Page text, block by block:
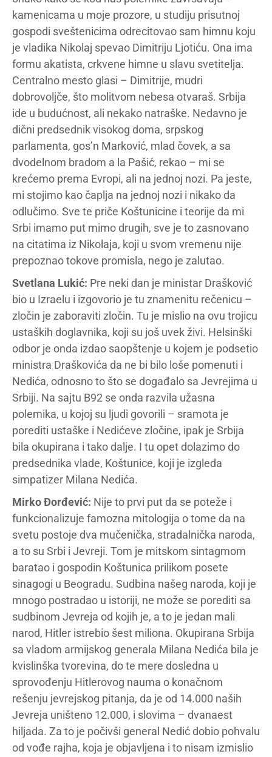
kamenicama u moje prozore, u studiju prisutnoj
gospodi sveštenicima odrecitovao sam himnu koju
je vladika Nikolaj spevao Dimitriju Ljotiću. Ona ima
formu akatista, crkvene himne u slavu svetitelja.
Centralno mesto glasi – Dimitrije, mudri
dobrovoljče, što molitvom nebesa otvaraš. Srbija
ide u budućnost, ali nekako natraške. Nedavno je
dični predsednik visokog doma, srpskog
parlamenta, gos’n Marković, mlad čovek, a sa
dvodelnom bradom a la Pašić, rekao – mi se
krećemo prema Evropi, ali na jednoj nozi. Pa jeste,
mi stojimo kao čaplja na jednoj nozi i nikako da
odlučimo. Sve te priče Koštunicine i teorije da mi
Srbi imamo put mimo drugih, sve je to zasnovano
na citatima iz Nikolaja, koji u svom vremenu nije
prepoznao tokove promisla, nego je zalutao.
Svetlana Lukić: Pre neki dan je ministar Drašković
bio u Izraelu i izgovorio je tu znamenitu rečenicu –
zločin je zaboraviti zločin. Tu je mislio na ovu trojicu
ustaških doglavnika, koji su još uvek živi. Helsinški
odbor je onda izdao saopštenje u kojem je podsetio
ministra Draškovića da ne bi bilo loše pomenuti i
Nedića, odnosno to što se događalo sa Jevrejima u
Srbiji. Na sajtu B92 se onda razvila užasna
polemika, u kojoj su ljudi govorili – sramota je
porediti ustaške i Nedićeve zločine, ipak je Srbija
bila okupirana i tako dalje. I tu opet dolazimo do
predsednika vlade, Koštunice, koji je izgleda
simpatizer Milana Nedića.
Mirko Đorđević: Nije to prvi put da se poteže i
funkcionalizuje famozna mitologija o tome da na
svetu postoje dva mučenička, stradalnička naroda,
a to su Srbi i Jevreji. Tom je mitskom sintagmom
baratao i gospodin Koštunica prilikom posete
sinagogi u Beogradu. Sudbina našeg naroda, koji je
mnogo postradao u istoriji, ne može se porediti sa
sudbinom Jevreja od kojih je, a to je jedan mali
narod, Hitler istrebio šest miliona. Okupirana Srbija
sa vladom armijskog generala Milana Nedića bila je
kvislinška tvorevina, do te mere dosledna u
sprovođenju Hitlerovog nauma o konačnom
rešenju jevrejskog pitanja, da je od 14.000 naših
Jevreja uništeno 12.000, i slovima – dvanaest
hiljada. Za to je počivši general Nedić dobio pohvalu
od vođe rajha, koja je objavljena i to nisam izmislio